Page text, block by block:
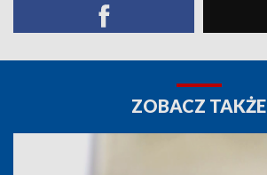
ZOBACZ TAKŻE